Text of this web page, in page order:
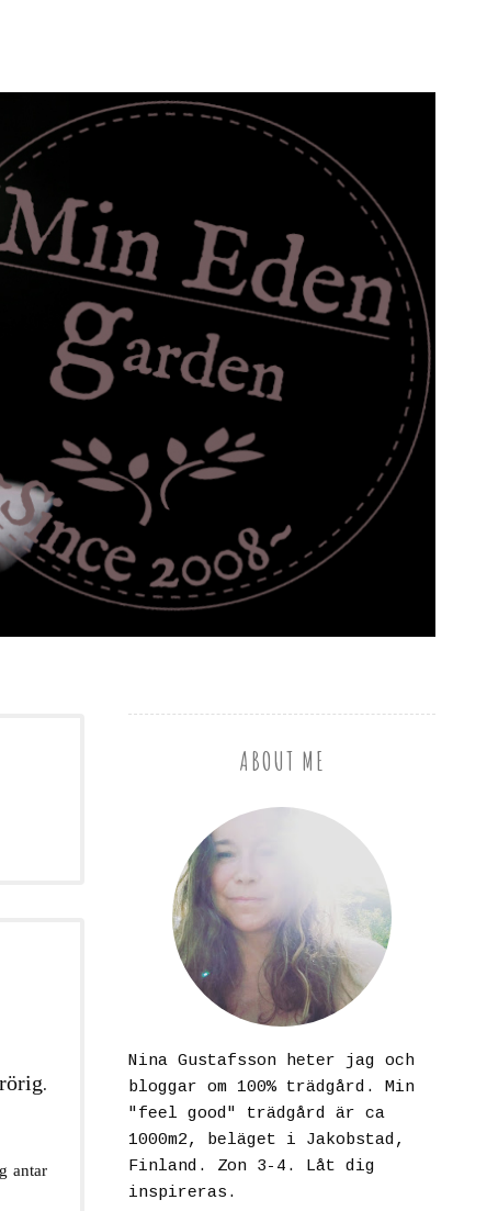
rörig.
antar
ABOUT ME
Nina Gustafsson heter jag och
bloggar om 100% trädgård. Min
"feel good" trädgård är ca
1000m2, beläget i Jakobstad,
Finland. Zon 3-4. Låt dig
inspireras.